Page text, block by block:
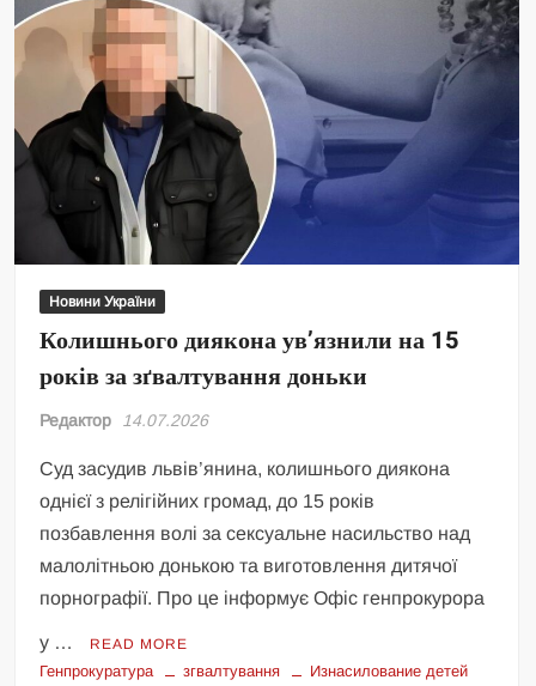
Новини України
Колишнього диякона ув’язнили на 15
років за зґвалтування доньки
Редактор 14.07.2026
Суд засудив львів’янина, колишнього диякона
однієї з релігійних громад, до 15 років
позбавлення волі за сексуальне насильство над
малолітньою донькою та виготовлення дитячої
порнографії. Про це інформує Офіс генпрокурора
у … READ MORE
Генпрокуратура згвалтування
Изнасилование детей